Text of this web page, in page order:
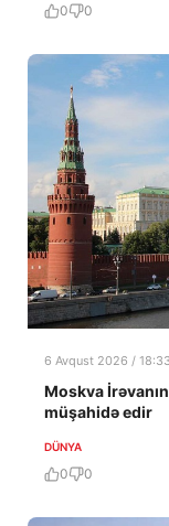
0 0
6 Avqust 2026 / 18:33
Moskva
müşahidə edir
DÜNYA
0 0